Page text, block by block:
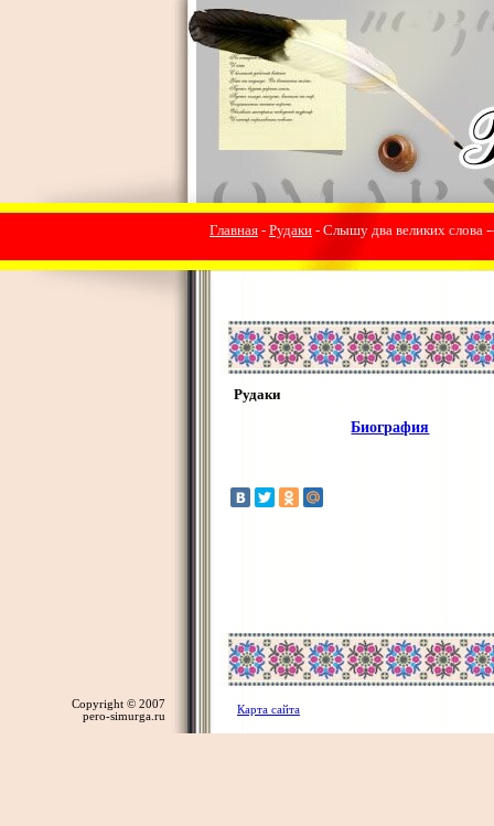
Главная - Рудаки - Слышу два великих слова
Рудаки
Биография
Copyright © 2007
pero-simurga.ru
Карта сайта